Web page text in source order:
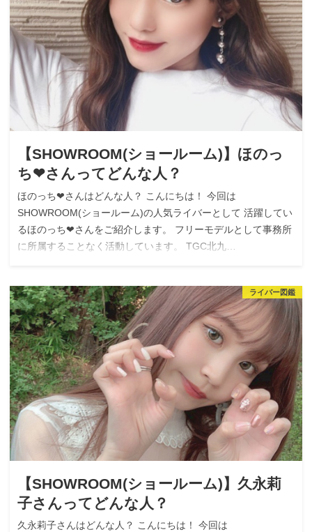
【SHOWROOM(ショールーム)】ほのっ
ち❤︎さんってどんな人？
ほのっち❤︎さんはどんな人？ こんにちは！ 今回は
SHOWROOM(ショールーム)の人気ライバーとして 活躍してい
るほのっち❤︎さんをご紹介します。 フリーモデルとして事務所
に所属することなく活動しています。 TGC北九…
ライバー図鑑
【SHOWROOM(ショールーム)】久永莉
子さんってどんな人？
久永莉子さんはどんな人？ こんにちは！ 今回は